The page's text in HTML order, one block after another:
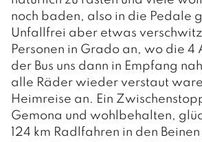
Büchereien
Jugendtreff
Wohn- und Pflegeheim
Vereine
Saunaerlebnis Osttirol
Sport- und Freizeitzentrum
Spielplätze
PFARREN
Pfarre Debant
Pfarre Nußdorf
TOURISMUS &
Der Wirtschaftsstandort
Gewerbebetriebe
Gastronomiebetriebe
noch baden, also in die Pedale
Unfallfrei aber etwas
Personen in Grado an, wo die 4
der Bus uns dann in Empfang
alle Räder wieder verstaut
Heimreise an. Ein
Gemona und wohlbehalten,
124 km Radlfahren in den